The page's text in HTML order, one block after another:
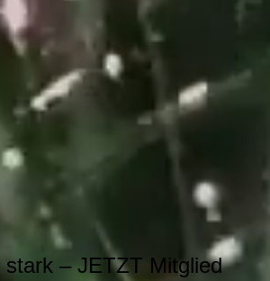
stark – JETZT Mitglied